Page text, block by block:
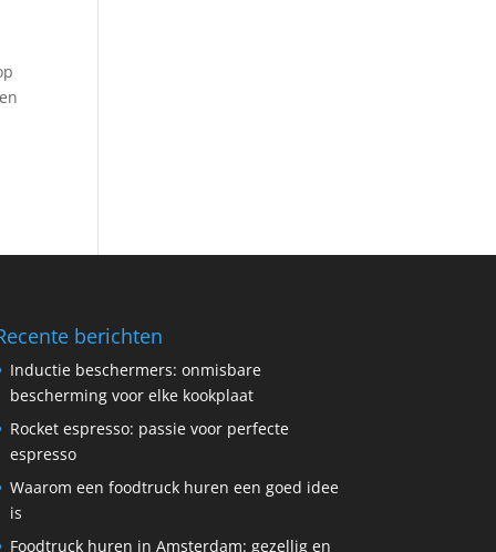
berichten
Inductie beschermers: onmisbare
bescherming voor elke kookplaat
Rocket espresso: passie voor perfecte
espresso
Waarom een foodtruck huren een goed idee
is
Foodtruck huren in Amsterdam: gezellig en